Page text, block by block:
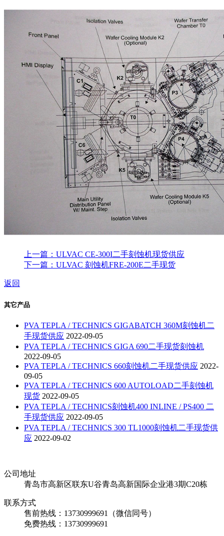
上一篇：ULVAC CE-300I二手刻蚀机现货供应
下一篇：ULVAC 刻蚀机FRE-200E二手现货
返回
其它产品
PVA TEPLA / TECHNICS GIGABATCH 360M刻蚀机二
手现货供应 2022-09-05
PVA TEPLA / TECHNICS GIGA 690二手现货刻蚀机
2022-09-05
PVA TEPLA / TECHNICS 660刻蚀机二手现货供应 2022-
09-05
PVA TEPLA / TECHNICS 600 AUTOLOAD二手刻蚀机
现货 2022-09-05
PVA TEPLA / TECHNICS刻蚀机400 INLINE / PS400 二
手现货供应 2022-09-05
PVA TEPLA / TECHNICS 300 TL1000刻蚀机二手现货供
应 2022-09-02
公司地址
青岛市高新区联东U谷青岛高新国际企业港3期C20栋
联系方式
售前热线：13730999691（微信同号）
免费热线：13730999691